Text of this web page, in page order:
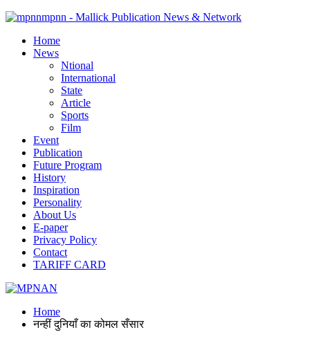
mpnn - Mallick Publication News & Network
Home
News
Ntional
International
State
Article
Sports
Film
Event
Publication
Future Program
History
Inspiration
Personality
About Us
E-paper
Privacy Policy
Contact
TARIFF CARD
Home
नन्हीं दुनियाँ का कोमल सँसार